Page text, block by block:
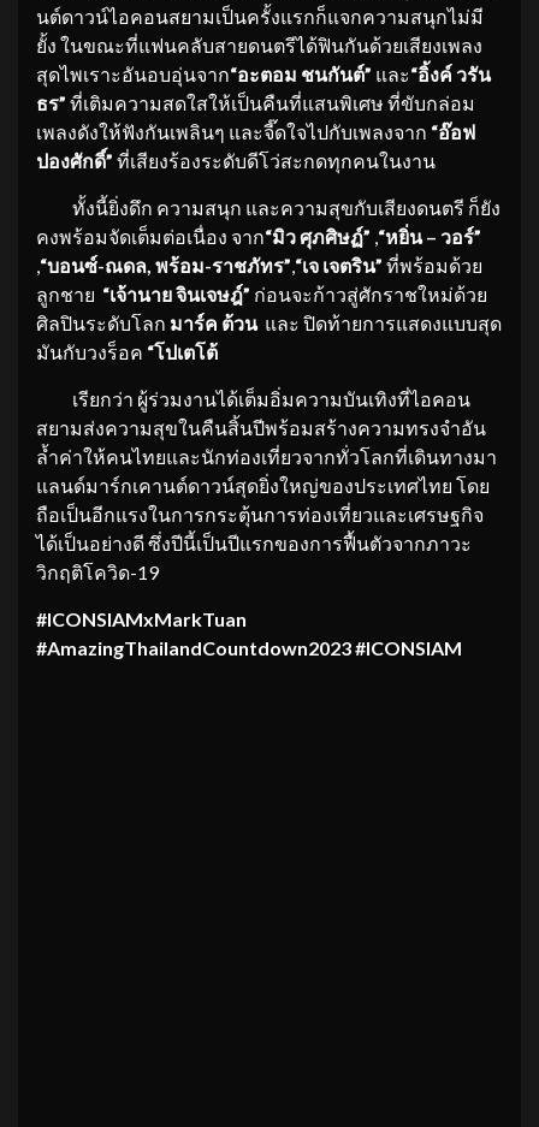
นต์ดาวน์ไอคอนสยามเป็นครั้งแรกก็แจกความสนุกไม่มี
ยั้ง ในขณะที่แฟนคลับสายดนตรีได้ฟินกันด้วยเสียงเพลง
สุดไพเราะอันอบอุ่นจาก“อะตอม ชนกันต์” และ“อิ้งค์ วรัน
ธร” ที่เติมความสดใสให้เป็นคืนที่แสนพิเศษ ที่ขับกล่อม
เพลงดังให้ฟังกันเพลินๆ และจี๊ดใจไปกับเพลงจาก “อ๊อฟ
ปองศักดิ์” ที่เสียงร้องระดับดีโว่สะกดทุกคนในงาน
ทั้งนี้ยิ่งดึก ความสนุก และความสุขกับเสียงดนตรี ก็ยัง
คงพร้อมจัดเต็มต่อเนื่อง จาก“มิว ศุภศิษฏ์” “หยิ่น – วอร์”
“บอนซ์-ณดล, พร้อม-ราชภัทร” “เจ เจตริน” ที่พร้อมด้วย
ลูกชาย “เจ้านาย จินเจษฎ์” ก่อนจะก้าวสู่ศักราชใหม่ด้วย
ศิลปินระดับโลก มาร์ค ต้วนและ ปิดท้ายการแสดงแบบสุด
มันกับวงร็อค “โปเตโต้
เรียกว่า ผู้ร่วมงานได้เต็มอิ่มความบันเทิงที่ไอคอน
สยามส่งความสุขในคืนสิ้นปีพร้อมสร้างความทรงจำอัน
ล้ำค่าให้คนไทยและนักท่องเที่ยวจากทั่วโลกที่เดินทางมา
แลนด์มาร์กเคานต์ดาวน์สุดยิ่งใหญ่ของประเทศไทย โดย
ถือเป็นอีกแรงในการกระตุ้นการท่องเที่ยวและเศรษฐกิจ
ได้เป็นอย่างดี ซึ่งปีนี้เป็นปีแรกของการฟื้นตัวจากภาวะ
วิกฤติโควิด-19
#ICONSIAMxMarkTuan
#AmazingThailandCountdown2023 #ICONSIAM